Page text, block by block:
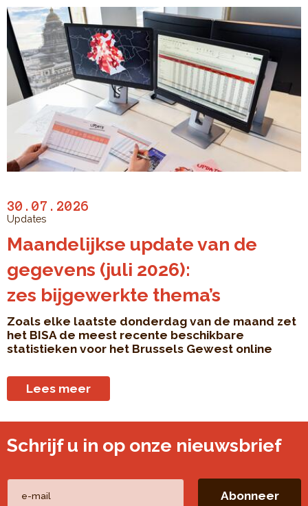
Schrijf u in op onze nieuwsbrief
30.07.2026
Updates
Maandelijkse update van de
gegevens (juli 2026):
zes bijgewerkte thema’s
Zoals elke laatste donderdag van de maand zet
het BISA de meest recente beschikbare
statistieken voor het Brussels Gewest online
Lees meer